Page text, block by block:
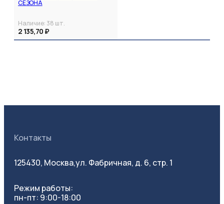
СЕЗОНА
Наличие: 38 шт.
2 135,70 ₽
Контакты
125430, Москва,ул. Фабричная, д. 6, стр. 1
Режим работы:
пн-пт: 9:00-18:00